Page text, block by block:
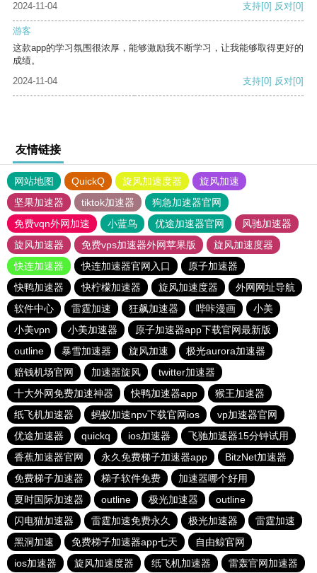
2024-11-04
支持[0] 反对[0]
游客
这款app的学习氛围很浓厚，能够激励我不断学习，让我能够取得更好的
成绩。
2024-11-04
支持[0] 反对[0]
友情链接
网站地图 QuickQ 旋风加速度器
旋风加速
坚果加速器
tiktok加速器
狗急加速器官网
免费vqn外网加速
小蓝鸟 优途加速器官网
风驰加速器
旋风加速器
免费vps加速器外网苹果版
旋风加速度器
快连加速器
快连加速器官网入口
原子加速器
快鸭加速器
快柠檬加速器 旋风加速度器
外网网址导航
软件中心
雷霆加速 狂飙加速器 哔咔漫画
小美
小美vpn
小美加速器
原子加速器app下载官网最新版
outline
暴雪加速器 旋风加速
极光aurora加速器
赔钱机场官网
加速器旋风
twitter加速器
十大外网免费加速神器
快鸭加速器app
猴王加速器
纸飞机加速器
蚂蚁加速npv下载官网ios
vp加速器官网
优途加速器
quickq ios加速器
飞驰加速器15分钟试用
香蕉加速器官网
永久免费梯子加速器app
BitzNet加速器
免费梯子加速器
梯子软件免费
加速器哪个好用
夏时国际加速器
outline 极光加速器
outline
闪电猫加速器
雷霆加速免费永久 极光加速器
雷霆加速
黑洞加速
免费梯子加速器app七天
自由鲸官网
ios加速器
旋风加速度器 纸飞机加速器 雷轰官网加速器